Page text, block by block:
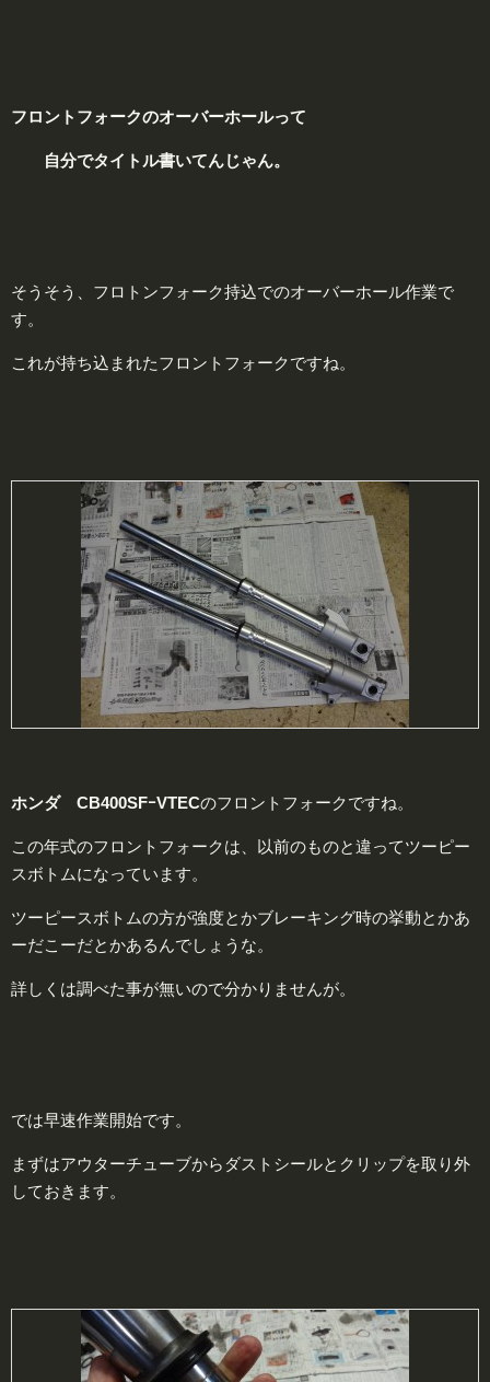
フロントフォークのオーバーホールって
自分でタイトル書いてんじゃん。
そうそう、フロトンフォーク持込でのオーバーホール作業で
す。
これが持ち込まれたフロントフォークですね。
ホンダ CB400SFｰVTECのフロントフォークですね。
この年式のフロントフォークは、以前のものと違ってツーピー
スボトムになっています。
ツーピースボトムの方が強度とかブレーキング時の挙動とかあ
ーだこーだとかあるんでしょうな。
詳しくは調べた事が無いので分かりませんが。
では早速作業開始です。
まずはアウターチューブからダストシールとクリップを取り外
しておきます。